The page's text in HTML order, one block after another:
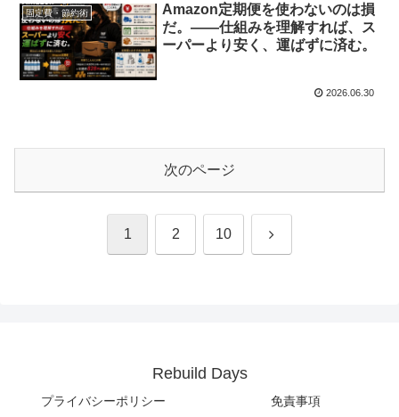
固定費・節約術
Amazon定期便を使わないのは損
だ。——仕組みを理解すれば、ス
ーパーより安く、運ばずに済む。
2026.06.30
次のページ
1 2 10 次
Rebuild Days
プライバシーポリシー 免責事項